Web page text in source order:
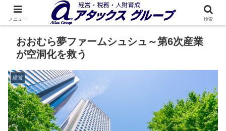
おおむら夢ファームシュシュ～第6次産業
が空洞化を救う
経営
メニュー 検索